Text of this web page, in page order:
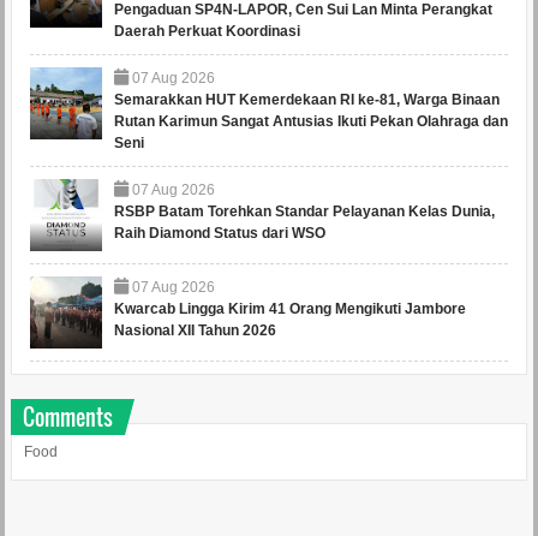
Pengaduan SP4N-LAPOR, Cen Sui Lan Minta Perangkat
Daerah Perkuat Koordinasi
07 Aug 2026
Semarakkan HUT Kemerdekaan RI ke-81, Warga Binaan
Rutan Karimun Sangat Antusias Ikuti Pekan Olahraga dan
Seni
07 Aug 2026
RSBP Batam Torehkan Standar Pelayanan Kelas Dunia,
Raih Diamond Status dari WSO
07 Aug 2026
Kwarcab Lingga Kirim 41 Orang Mengikuti Jambore
Nasional XII Tahun 2026
Comments
Food